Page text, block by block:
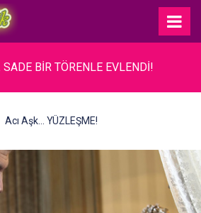
SADE BİR TÖRENLE EVLENDİ!
Acı Aşk... YÜZLEŞME!